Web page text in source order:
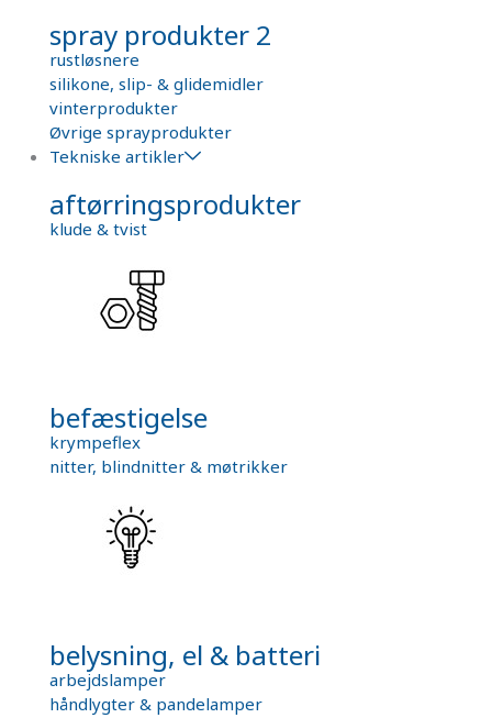
spray produkter 2
rustløsnere
silikone, slip- & glidemidler
vinterprodukter
Øvrige sprayprodukter
Tekniske artikler
aftørringsprodukter
klude & tvist
befæstigelse
krympeflex
nitter, blindnitter & møtrikker
belysning, el & batteri
arbejdslamper
håndlygter & pandelamper